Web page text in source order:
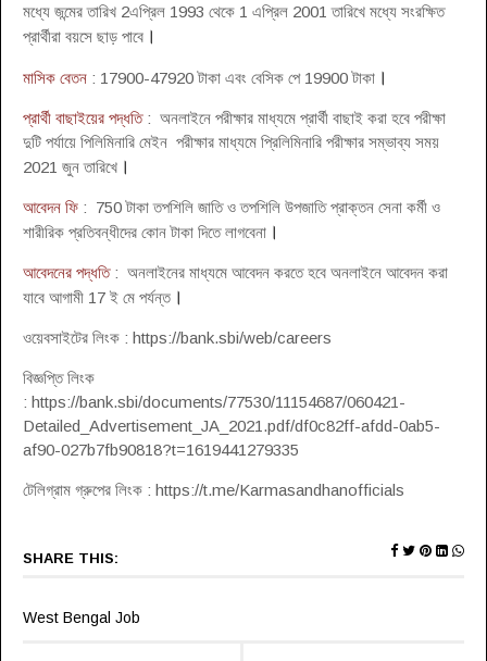
মধ্যে জন্মের তারিখ 2এপ্রিল 1993 থেকে 1 এপ্রিল 2001 তারিখে মধ্যে সংরক্ষিত
প্রার্থীরা বয়সে ছাড় পাবে ।
মাসিক বেতন : 17900-47920 টাকা এবং বেসিক পে 19900 টাকা ।
প্রার্থী বাছাইয়ের পদ্ধতি: অনলাইনে পরীক্ষার মাধ্যমে প্রার্থী বাছাই করা হবে পরীক্ষা
দুটি পর্যায়ে পিলিমিনারি মেইন পরীক্ষার মাধ্যমে প্রিলিমিনারি পরীক্ষার সম্ভাব্য সময়
2021 জুন তারিখে ।
আবেদন ফি : 750 টাকা তপশিলি জাতি ও তপশিলি উপজাতি প্রাক্তন সেনা কর্মী ও
শারীরিক প্রতিবন্ধীদের কোন টাকা দিতে লাগবেনা ।
আবেদনের পদ্ধতি: অনলাইনের মাধ্যমে আবেদন করতে হবে অনলাইনে আবেদন করা
যাবে আগামী 17 ই মে পর্যন্ত ।
ওয়েবসাইটের লিংক : https://bank.sbi/web/careers
বিজ্ঞপ্তি লিংক
: https://bank.sbi/documents/77530/11154687/060421-
Detailed_Advertisement_JA_2021.pdf/df0c82ff-afdd-0ab5-
af90-027b7fb90818?t=1619441279335
টেলিগ্রাম গ্রুপের লিংক : https://t.me/Karmasandhanofficials
SHARE THIS:
West Bengal Job